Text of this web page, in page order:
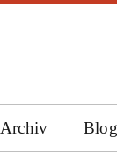
Archiv Blog